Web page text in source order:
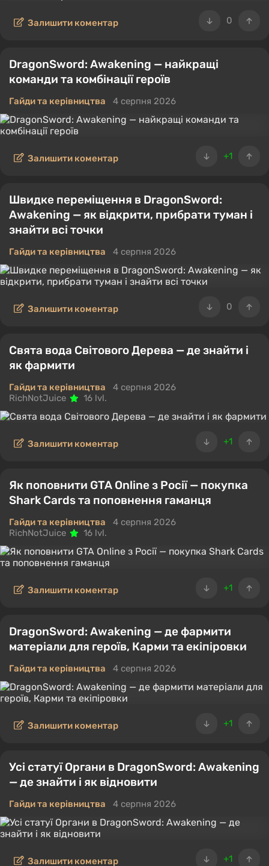
0
Залишити коментар
DragonSword: Awakening — найкращі
команди та комбінації героїв
Гайди та керівництва 4 серпня 2026
+1
Залишити коментар
Швидке переміщення в DragonSword:
Awakening — як відкрити, прибрати туман і
знайти всі точки
Гайди та керівництва 4 серпня 2026
0
Залишити коментар
Свята вода Світового Дерева — де знайти і
як фармити
Гайди та керівництва
4 серпня 2026
RichNotJuice
16 lvl.
+1
Залишити коментар
Як поповнити GTA Online з Росії — покупка
Shark Cards та поповнення гаманця
Гайди та керівництва
4 серпня 2026
RichNotJuice
16 lvl.
+1
Залишити коментар
DragonSword: Awakening — де фармити
матеріали для героїв, Карми та екіпіровки
Гайди та керівництва 4 серпня 2026
+1
Залишити коментар
Усі статуї Органи в DragonSword: Awakening
— де знайти і як відновити
Гайди та керівництва 4 серпня 2026
+1
Залишити коментар